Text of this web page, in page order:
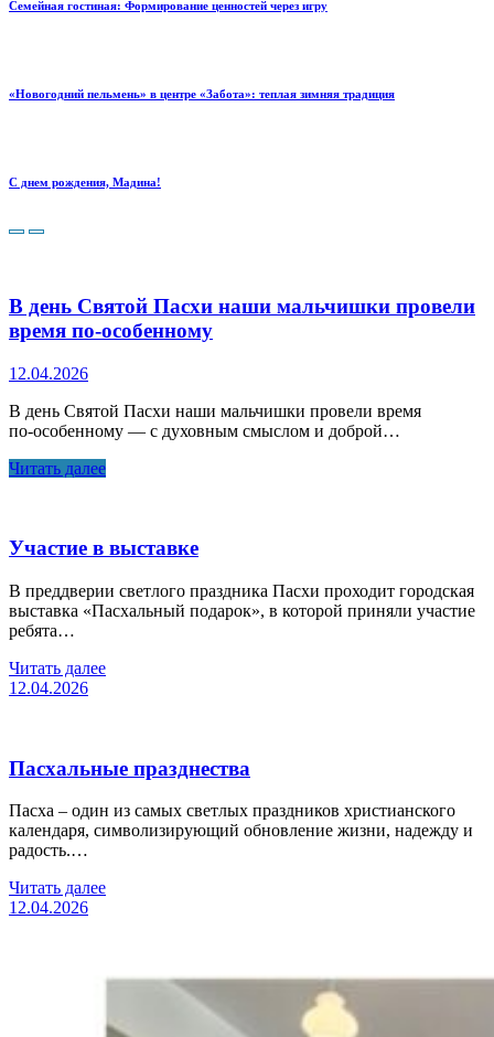
Семейная гостиная: Формирование ценностей через игру
«Новогодний пельмень» в центре «Забота»: теплая зимняя традиция
С днем рождения, Мадина!
В день Святой Пасхи наши мальчишки провели
время по‑особенному
12.04.2026
В день Святой Пасхи наши мальчишки провели время
по‑особенному — с духовным смыслом и доброй…
Читать далее
Участие в выставке
В преддверии светлого праздника Пасхи проходит городская
выставка «Пасхальный подарок», в которой приняли участие
ребята…
Читать далее
12.04.2026
Пасхальные празднества
Пасха – один из самых светлых праздников христианского
календаря, символизирующий обновление жизни, надежду и
радость.…
Читать далее
12.04.2026